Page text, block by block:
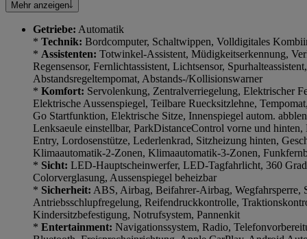
Mehr anzeigen
Getriebe: Automatik
* Technik: Bordcomputer, Schaltwippen, Volldigitales
* Assistenten: Totwinkel-Assistent, Müdigkeitserkennung,
Regensensor, Fernlichtassistent, Lichtsensor,
Abstandsregeltempomat, Abstands-/Kollisionswarner
* Komfort: Servolenkung, Zentralverriegelung, Elektrischer
Elektrische Aussenspiegel, Teilbare Ruecksitzlehne,
Go Startfunktion, Elektrische Sitze, Innenspiegel autom.
Lenksaeule einstellbar, ParkDistanceControl vorne und
Entry, Lordosenstütze, Lederlenkrad, Sitzheizung hinten,
Klimaautomatik-2-Zonen, Klimaautomatik-3-Zonen,
* Sicht: LED-Hauptscheinwerfer, LED-Tagfahrlicht, 360
Colorverglasung, Aussenspiegel beheizbar
* Sicherheit: ABS, Airbag, Beifahrer-Airbag, Wegfahrsperre,
Antriebsschlupfregelung, Reifendruckkontrolle,
Kindersitzbefestigung, Notrufsystem, Pannenkit
* Entertainment: Navigationssystem, Radio,